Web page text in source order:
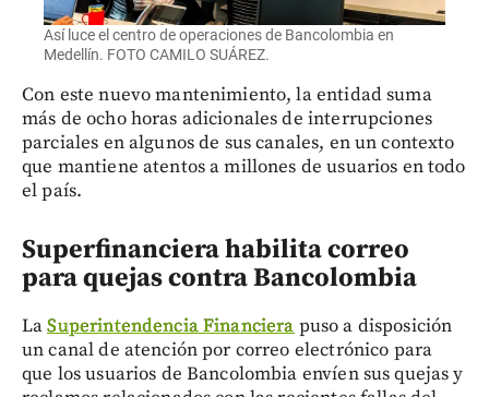
Así luce el centro de operaciones de Bancolombia en
Medellín. FOTO CAMILO SUÁREZ.
Con este nuevo mantenimiento, la entidad suma
más de ocho horas adicionales de interrupciones
parciales en algunos de sus canales, en un contexto
que mantiene atentos a millones de usuarios en todo
el país.
Superfinanciera habilita correo
para quejas contra Bancolombia
LaSuperintendencia Financiera puso a disposición
un canal de atención por correo electrónico para
que los usuarios de Bancolombia envíen sus quejas y